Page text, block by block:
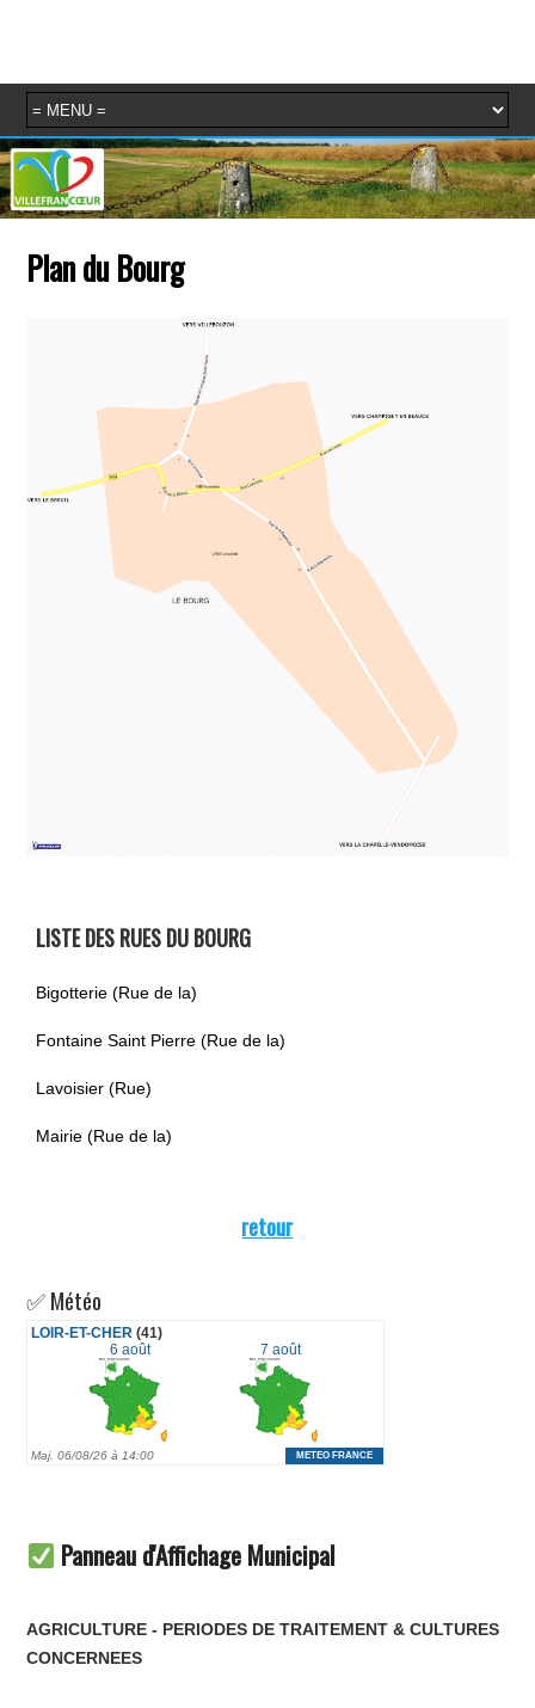
Plan du Bourg
LISTE DES RUES DU BOURG
Bigotterie (Rue de la)
Fontaine Saint Pierre (Rue de la)
Lavoisier (Rue)
Mairie (Rue de la)
retour
✅ Météo
Panneau d'Affichage Municipal
AGRICULTURE - PERIODES DE TRAITEMENT & CULTURES
CONCERNEES